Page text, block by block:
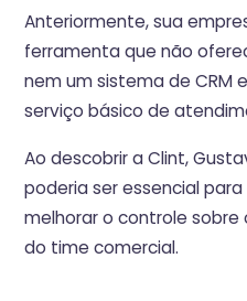
Anteriormente, sua
ferramenta que não
nem um sistema de CRM
serviço básico de
Ao descobrir a Clint,
poderia ser essencial
melhorar o controle sobre
do time comercial.